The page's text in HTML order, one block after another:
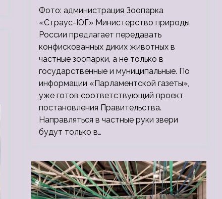
зоопарки
Фото: администрация Зоопарка
«Страус-ЮГ» Министерство природы
России предлагает передавать
конфискованных диких животных в
частные зоопарки, а не только в
государственные и муниципальные. По
информации «Парламентской газеты»,
уже готов соответствующий проект
постановления Правительства.
Направляться в частные руки звери
будут только в…